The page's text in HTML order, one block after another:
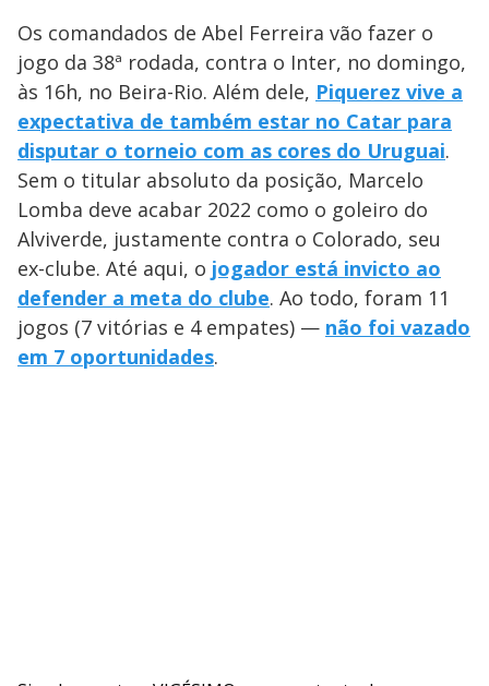
Os comandados de Abel Ferreira vão fazer o
jogo da 38ª rodada, contra o Inter, no domingo,
às 16h, no Beira-Rio. Além dele, Piquerez vive a
expectativa de também estar no Catar para
disputar o torneio com as cores do Uruguai.
Sem o titular absoluto da posição, Marcelo
Lomba deve acabar 2022 como o goleiro do
Alviverde, justamente contra o Colorado, seu
ex-clube. Até aqui, o jogador está invicto ao
defender a meta do clube. Ao todo, foram 11
jogos (7 vitórias e 4 empates) — não foi vazado
em 7 oportunidades.